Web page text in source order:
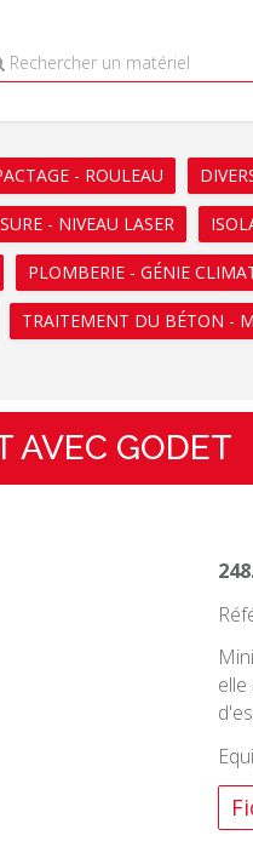
Rechercher un matériel
- ROULEAU
- NIVEAU LASER
PLOMBERIE - GÉNIE
TRAITEMENT DU BÉTON -
AVEC GODET